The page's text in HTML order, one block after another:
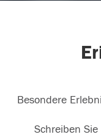
Besondere
Schreiben